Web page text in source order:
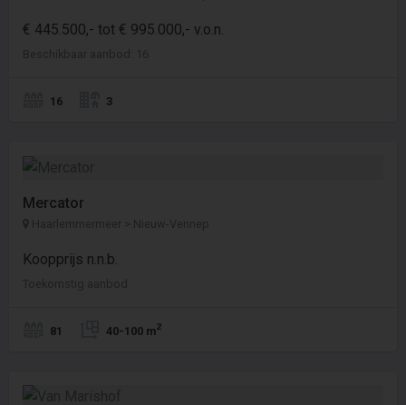
€ 445.500,- tot € 995.000,- v.o.n.
Beschikbaar aanbod: 16
16 3
Mercator
Haarlemmermeer > Nieuw-Vennep
Koopprijs n.n.b.
Toekomstig aanbod
81 40-100 m2